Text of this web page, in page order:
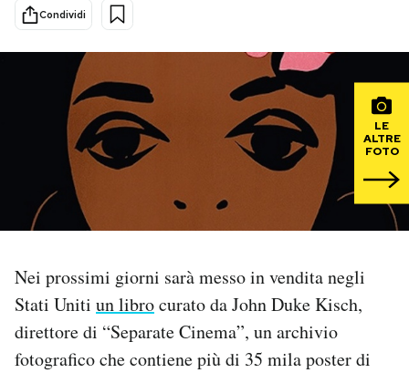
Economia
PODCAST
NEWSLETTER
SHOP
CALENDARIO
Condividi
LE
ALTRE
FOTO
Nei prossimi giorni sarà messo in vendita negli
Stati Uniti un librocurato da John Duke Kisch,
direttore di “Separate Cinema”, un archivio
fotografico che contiene più di 35 mila poster di